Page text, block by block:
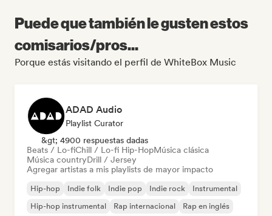
Puede que también le gusten estos
comisarios/pros...
Porque estás visitando el perfil de WhiteBox Music
ADAD Audio
Playlist Curator
&gt; 4900 respuestas dadas
Beats / Lo-fiChill / Lo-fi Hip-HopMúsica clásica
Música countryDrill / Jersey
Agregar artistas a mis playlists de mayor impacto
Hip-hop Indie folk Indie pop Indie rock
Instrumental
Hip-hop instrumental
Rap internacional Rap en inglés